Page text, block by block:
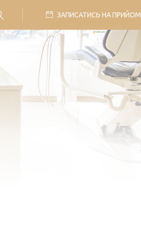
ЗАПИСАТИСЬ НА ПРИЙОМ